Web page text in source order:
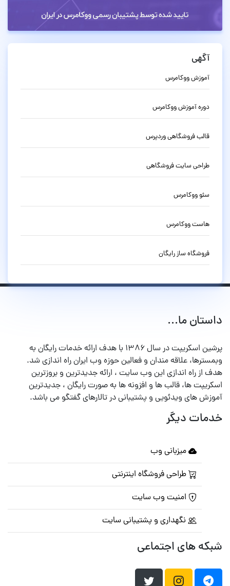
آگهی
آموزش ووکامرس
دوره آموزش ووکامرس
قالب فروشگاهی وردپرس
طراحی سایت فروشگاهی
سئو ووکامرس
هاست ووکامرس
فروشگاه ساز رایگان
داستان ما...
پرشین اسکریپت در سال ۱۳۸۶ با هدف ارائه خدمات رایگان به
وبمسترها، علاقه مندان و فعالین حوزه وب ایران راه اندازی شد.
هدف از راه اندازی این وب سایت ، ارائه جدیدترین و بروزترین
اسکریپت ها، قالب ها و افزونه ها به صورت رایگان ، جدیدترین
آموزش های ویدئویی و پشتیبانی در تالارهای گفتگو می باشد.
خدمات دیگر
میزبانی وب
طراحی فروشگاه اینترنتی
امنیت وب سایت
نگهداری و پشتیبانی سایت
شبکه های اجتماعی